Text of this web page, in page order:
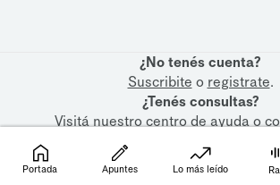
¿No tenés cuenta?
Suscribite o registrate.
¿Tenés consultas?
Visitá nuestrocentro de ayudao
Portada Apuntes Lo más leído